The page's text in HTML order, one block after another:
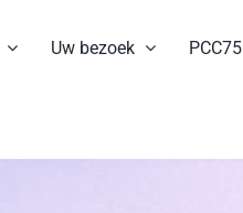
Uw bezoek PCC75